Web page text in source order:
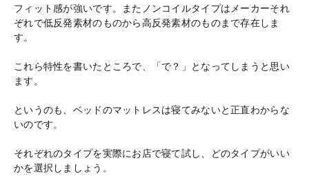
フィット感が強いです。またノンコイルタイプはメーカーそれ
ぞれで低反発素材のものから高反発素材のものまで存在しま
す。
これら特性を書いたところで、「で？」となってしまうと思い
ます。
というのも、ベッドのマットレスは寝てみないと正直わからな
いのです。
それぞれのタイプを実際にお店で寝て試し、どのタイプがいい
かを選択しましょう。